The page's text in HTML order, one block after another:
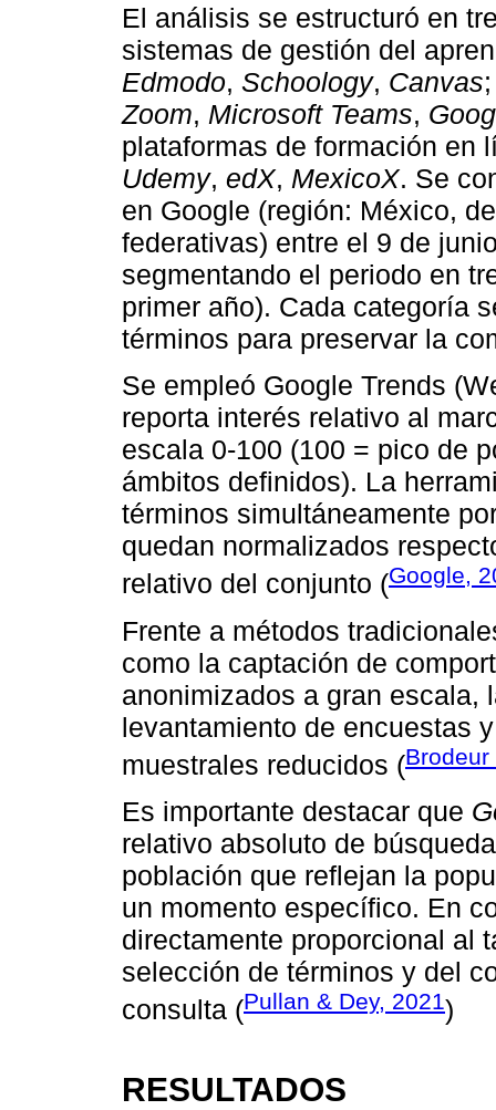
El análisis se estructuró en
sistemas de gestión del
Edmodo, Schoology, Canvas
Zoom, Microsoft Teams,
plataformas de formación en
Udemy, edX, MexicoX. Se
en Google (región: México,
federativas) entre el 9 de
segmentando el periodo en
primer año). Cada categoría
términos para preservar la
Se empleó Google Trends
reporta interés relativo al
escala 0-100 (100 = pico de
ámbitos definidos). La
términos simultáneamente
quedan normalizados
relativo del conjunto (Google,
Frente a métodos
como la captación de
anonimizados a gran escala,
levantamiento de encuestas
muestrales reducidos (
Es importante destacar que
relativo absoluto de
población que reflejan la
un momento específico. En
directamente proporcional al
selección de términos y del
consulta (Pullan & Dey, 2021)
RESULTADOS